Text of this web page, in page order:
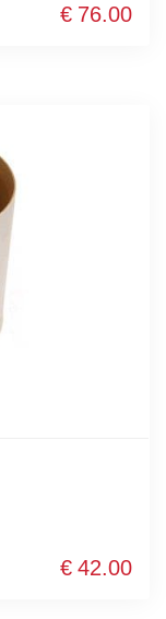
€ 76.00
€ 42.00